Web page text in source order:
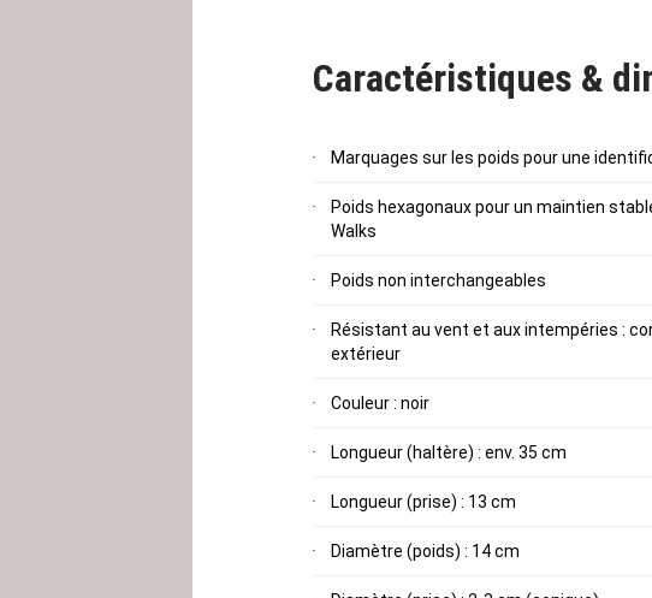
Caractéristiques &
Marquages sur les poids pour une
Poids hexagonaux pour un maintien
Walks
Poids non interchangeables
Résistant au vent et aux intempéries :
extérieur
Couleur : noir
Longueur (haltère) : env. 35 cm
Longueur (prise) : 13 cm
Diamètre (poids) : 14 cm